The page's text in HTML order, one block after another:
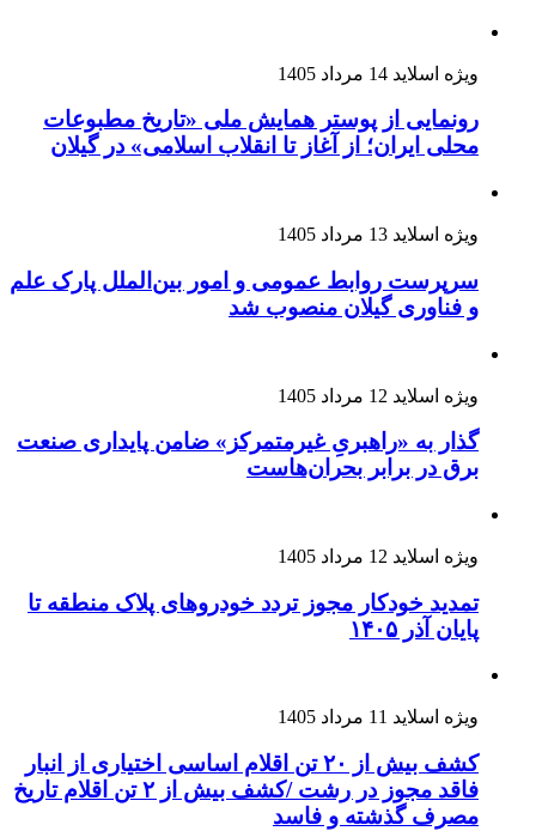
ویژه اسلاید 14 مرداد 1405
رونمایی از پوستر همایش ملی «تاریخ مطبوعات
محلی ایران؛ از آغاز تا انقلاب اسلامی» در گیلان
ویژه اسلاید 13 مرداد 1405
سرپرست روابط عمومی و امور بین‌الملل پارک علم
و فناوری گیلان منصوب شد
ویژه اسلاید 12 مرداد 1405
گذار به «راهبریِ غیرمتمرکز» ضامن پایداری صنعت
برق در برابر بحران‌هاست
ویژه اسلاید 12 مرداد 1405
تمدید خودکار مجوز تردد خودروهای پلاک منطقه تا
پایان آذر ۱۴۰۵
ویژه اسلاید 11 مرداد 1405
کشف بیش از ۲۰ تن اقلام اساسی اختیاری از انبار
فاقد مجوز در رشت /کشف بیش از ۲ تن اقلام تاریخ
مصرف گذشته و فاسد